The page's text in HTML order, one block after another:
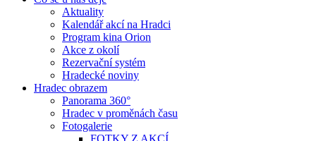
Aktuality
Kalendář akcí na Hradci
Program kina Orion
Akce z okolí
Rezervační systém
Hradecké noviny
Hradec obrazem
Panorama 360°
Hradec v proměnách času
Fotogalerie
FOTKY Z AKCÍ